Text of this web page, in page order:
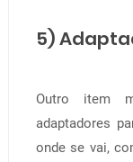
5)
Outro item
adaptadores
onde se vai,